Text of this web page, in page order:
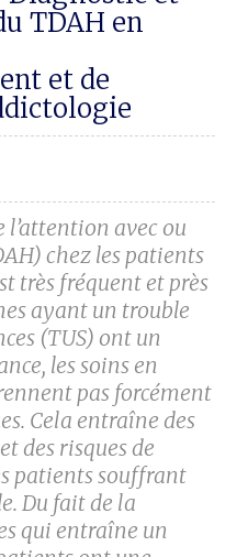
TDAH en
et de
avec ou
chez les patients
très fréquent et près
ayant un trouble
(TUS) ont un
les soins en
pas forcément
Cela entraîne des
des risques de
patients souffrant
Du fait de la
qui entraîne un